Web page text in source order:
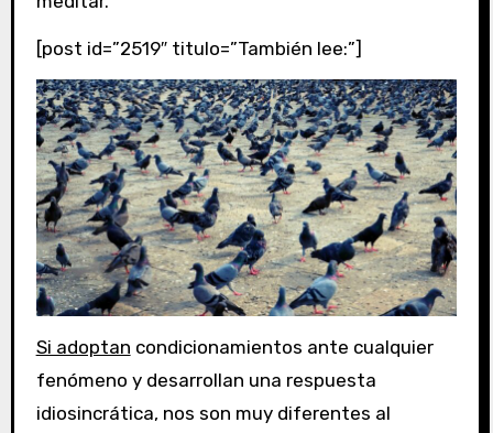
[post id=”2519″ titulo=”También lee:”]
Si adoptan condicionamientos ante cualquier
fenómeno y desarrollan una respuesta
idiosincrática, nos son muy diferentes al